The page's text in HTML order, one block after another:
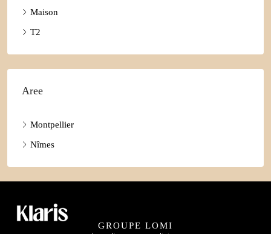
Maison
T2
Aree
Montpellier
Nîmes
GROUPE LOMI